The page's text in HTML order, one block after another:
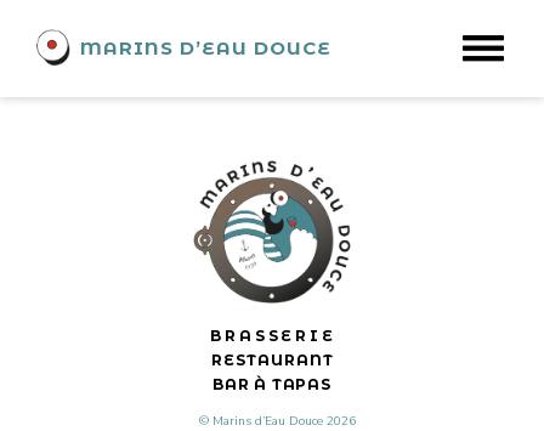
MARINS D’EAU DOUCE
SOULACOUSTIC
Nous sommes Soulacoustic, un duo de reprises pop-rock
BRASSERIE
RESTAURANT
BAR À TAPAS
© Marins d’Eau Douce 2026